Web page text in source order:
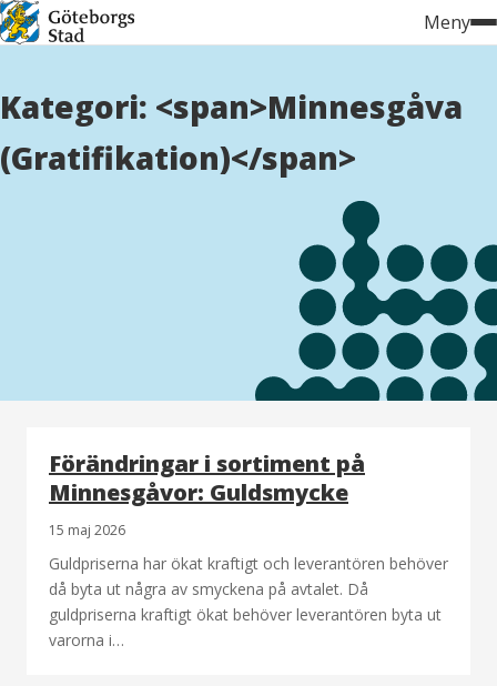
Hoppa
till
Meny
Kategori: <span>Minnesgåva
(Gratifikation)</span>
Förändringar i sortiment på
Minnesgåvor: Guldsmycke
15 maj 2026
Guldpriserna har ökat kraftigt och leverantören behöver
då byta ut några av smyckena på avtalet. Då
guldpriserna kraftigt ökat behöver leverantören byta ut
varorna i…